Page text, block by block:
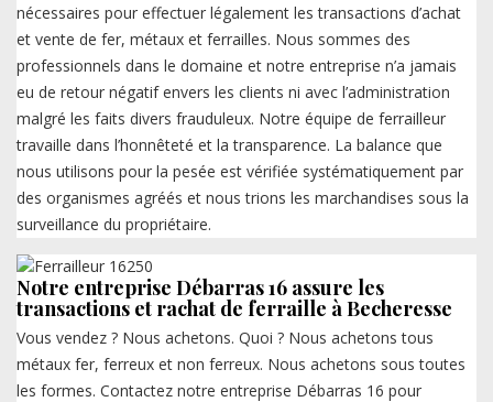
nécessaires pour effectuer légalement les transactions d’achat
et vente de fer, métaux et ferrailles. Nous sommes des
professionnels dans le domaine et notre entreprise n’a jamais
eu de retour négatif envers les clients ni avec l’administration
malgré les faits divers frauduleux. Notre équipe de ferrailleur
travaille dans l’honnêteté et la transparence. La balance que
nous utilisons pour la pesée est vérifiée systématiquement par
des organismes agréés et nous trions les marchandises sous la
surveillance du propriétaire.
Notre entreprise Débarras 16 assure les
transactions et rachat de ferraille à Becheresse
Vous vendez ? Nous achetons. Quoi ? Nous achetons tous
métaux fer, ferreux et non ferreux. Nous achetons sous toutes
les formes. Contactez notre entreprise Débarras 16 pour